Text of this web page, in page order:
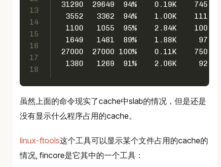
13
14
15
16
17
18
虽然上面的命令现实了cache中slab的情况，但是还是
没有显示什么程序占用的cache。
linux-ftools这个工具可以显示某个文件占用的cache的
情况, fincore是它其中的一个工具：